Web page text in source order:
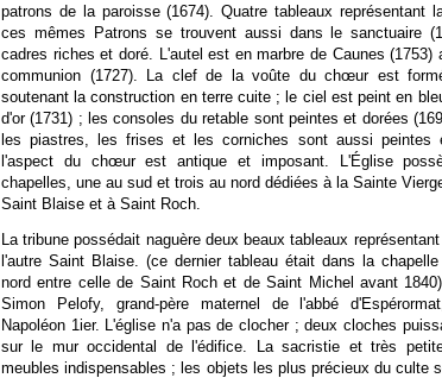
patrons de la paroisse (1674). Quatre tableaux représentant
ces mêmes Patrons se trouvent aussi dans le sanctuaire
cadres riches et doré. L'autel est en marbre de Caunes (1753)
communion (1727). La clef de la voûte du chœur est
soutenant la construction en terre cuite ; le ciel est peint en
d'or (1731) ; les consoles du retable sont peintes et dorées
les piastres, les frises et les corniches sont aussi peintes
l'aspect du chœur est antique et imposant. L'Église
chapelles, une au sud et trois au nord dédiées à la Sainte
Saint Blaise et à Saint Roch.
La tribune possédait naguère deux beaux tableaux
l'autre Saint Blaise. (ce dernier tableau était dans la
nord entre celle de Saint Roch et de Saint Michel avant
Simon Pelofy, grand-père maternel de l'abbé
Napoléon 1ier. L'église n'a pas de clocher ; deux cloches
sur le mur occidental de l'édifice. La sacristie et très
meubles indispensables ; les objets les plus précieux du culte